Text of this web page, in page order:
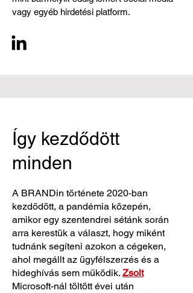
vagy egyéb hirdetési platform.
Így kezdődött
minden
A BRANDin története 2020-ban
kezdődött, a pandémia közepén,
amikor egy szentendrei sétánk során
arra kerestük a választ, hogy miként
tudnánk segíteni azokon a cégeken,
ahol megállt az ügyfélszerzés és a
hideghívás sem működik. Zsolt
Microsoft-nál töltött évei után